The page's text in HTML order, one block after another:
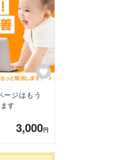
効果的な
ージはもう
す
3,000円